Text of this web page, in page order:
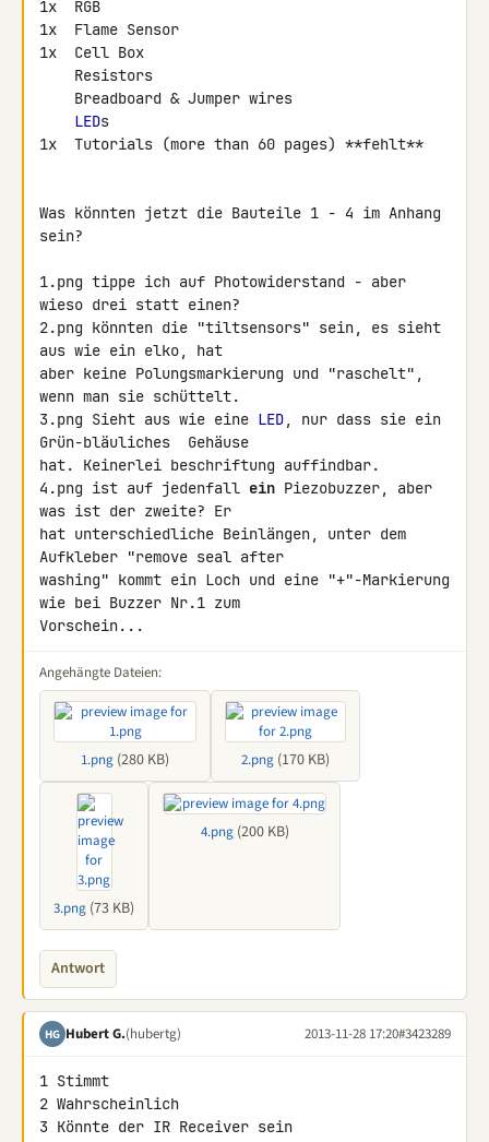
1x  RGB
1x  Flame Sensor
1x  Cell Box
LEDs
1x  Tutorials (more than 60 pages) **fehlt**
Was könnten jetzt die Bauteile 1 - 4 im Anhang
sein?
1.png tippe ich auf Photowiderstand - aber
wieso drei statt einen?
2.png könnten die "tiltsensors" sein, es sieht
aus wie ein elko, hat
aber keine Polungsmarkierung und "raschelt",
wenn man sie schüttelt.
3.png Sieht aus wie eine LED, nur dass sie ein
Grün-bläuliches  Gehäuse
hat. Keinerlei beschriftung auffindbar.
4.png ist auf jedenfall ein Piezobuzzer, aber
was ist der zweite? Er
hat unterschiedliche Beinlängen, unter dem
Aufkleber "remove seal after
washing" kommt ein Loch und eine "+"-Markierung
wie bei Buzzer Nr.1 zum
Vorschein...
Angehängte Dateien:
1.png (280 KB) 2.png (170 KB)
3.png (73 KB)
4.png(200 KB)
Antwort
HG Hubert G.(hubertg) 2013-11-28 17:20#3423289
1 Stimmt
2 Wahrscheinlich
3 Könnte der IR Receiver sein